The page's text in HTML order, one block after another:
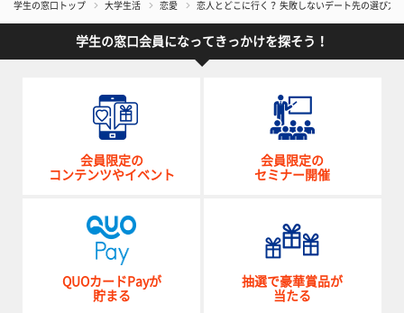
学生の窓口トップ 大学生活 恋愛 恋人とどこに行く？ 失敗しないデート先の選び方
学生の窓口会員になってきっかけを探そう！
会員限定の
コンテンツやイベント
会員限定の
セミナー開催
QUOカードPayが
貯まる
抽選で豪華賞品が
当たる